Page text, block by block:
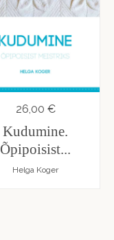
26,00 €
Kudumine.
Õpipoisist...
Helga Koger